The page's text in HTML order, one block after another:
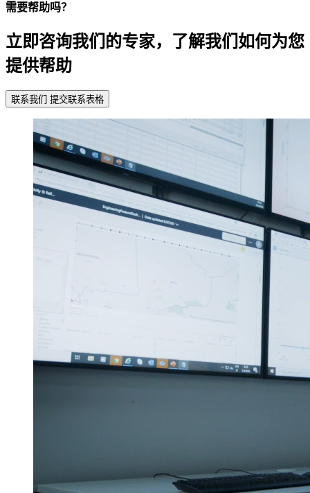
需要帮助吗？
立即咨询我们的专家，了解我们如何为您
提供帮助
联系我们 提交联系表格